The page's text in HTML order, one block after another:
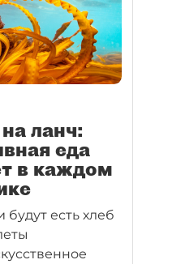
ланч:
еда
в каждом
есть хлеб